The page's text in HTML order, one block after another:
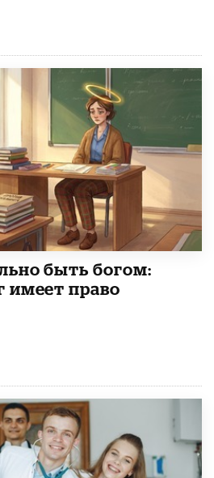
быть богом:
имеет право